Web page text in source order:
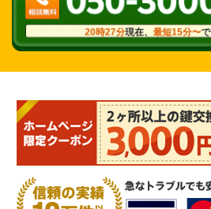
20時27分現在、最短15分〜